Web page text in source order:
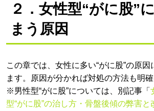
２．女性型“がに股”
まう原因
この章では、女性に多い“がに股”の原
ます。原因が分かれば対処の方法も明確
※男性型“がに股”については、別記事「
型“がに股”の治し方・骨盤後傾の弊害と